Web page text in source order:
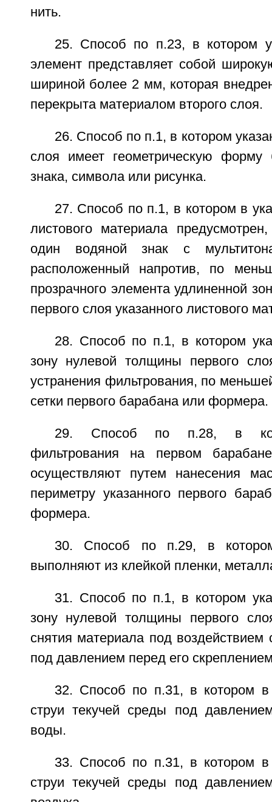
нить.
25. Способ по п.23, в котором
элемент представляет собой
шириной более 2 мм, которая
перекрыта материалом второго слоя.
26. Способ по п.1, в котором
слоя имеет геометрическую форму
знака, символа или рисунка.
27. Способ по п.1, в котором в
листового материала
один водяной знак с
расположенный напротив, по
прозрачного элемента удлиненной
первого слоя указанного листового
28. Способ по п.1, в котором
зону нулевой толщины первого
устранения фильтрования, по
сетки первого барабана или формера.
29. Способ по п.28, в
фильтрования на первом
осуществляют путем нанесения
периметру указанного первого
формера.
30. Способ по п.29, в
выполняют из клейкой пленки,
31. Способ по п.1, в котором
зону нулевой толщины первого
снятия материала под воздействием
под давлением перед его
32. Способ по п.31, в котором в
струи текучей среды под
воды.
33. Способ по п.31, в котором в
струи текучей среды под